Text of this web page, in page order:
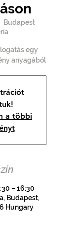
Budapest
egy
anyagából
a többi
– 16:30
Budapest,
Hungary